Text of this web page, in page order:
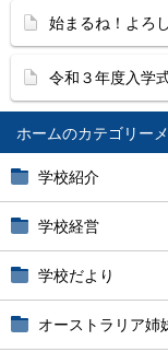
ホーム
学校紹介
学校経営
学校だより
オーストラリア姉
始まるね！よろ
令和３年度入学